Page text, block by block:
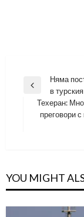
Навигация
Previous
Post
Няма
в
Next
Техеран:
преговори
YOU MIGHT